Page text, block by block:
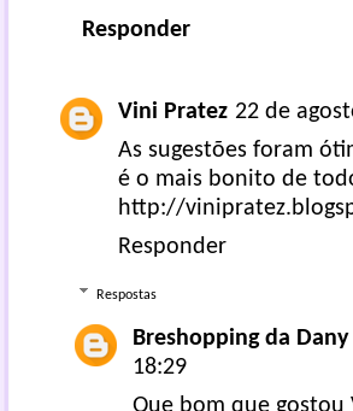
Responder
Vini Pratez 22 de
As sugestões foram
é o mais bonito de
http://
Responder
Respostas
Breshopping da Dany
18:29
Que bom que gostou